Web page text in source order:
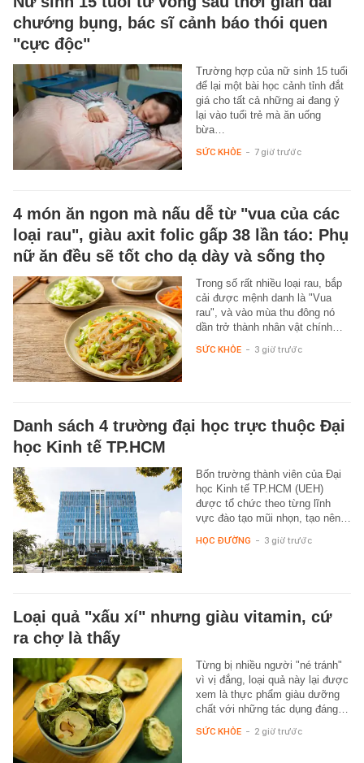
chướng bụng, bác sĩ cảnh báo thói quen
"cực độc"
Trường hợp của nữ sinh 15 tuổi
để lại một bài học cảnh tỉnh đắt
giá cho tất cả những ai đang ỷ
lại vào tuổi trẻ mà ăn uống
bừa…
SỨC KHỎE - 7 giờ trước
4 món ăn ngon mà nấu dễ từ "vua của các
loại rau", giàu axit folic gấp 38 lần táo: Phụ
nữ ăn đều sẽ tốt cho dạ dày và sống thọ
Trong số rất nhiều loại rau, bắp
cải được mệnh danh là "Vua
rau", và vào mùa thu đông nó
dần trở thành nhân vật chính…
SỨC KHỎE - 3 giờ trước
Danh sách 4 trường đại học trực thuộc Đại
học Kinh tế TP.HCM
Bốn trường thành viên của Đại
học Kinh tế TP.HCM (UEH)
được tổ chức theo từng lĩnh
vực đào tạo mũi nhọn, tạo nên…
HỌC ĐƯỜNG - 3 giờ trước
Loại quả "xấu xí" nhưng giàu vitamin, cứ
ra chợ là thấy
Từng bị nhiều người "né tránh"
vì vị đắng, loại quả này lại được
xem là thực phẩm giàu dưỡng
chất với những tác dụng đáng…
SỨC KHỎE - 2 giờ trước